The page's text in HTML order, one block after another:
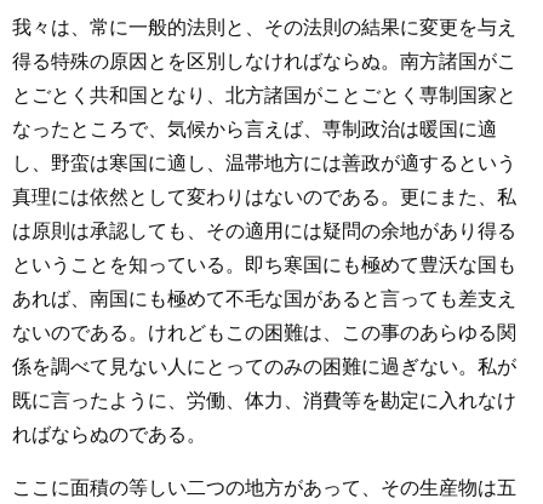
我々は、常に一般的法則と、その法則の結果に変更を与え
得る特殊の原因とを区別しなければならぬ。南方諸国がこ
とごとく共和国となり、北方諸国がことごとく専制国家と
なったところで、気候から言えば、専制政治は暖国に適
し、野蛮は寒国に適し、温帯地方には善政が適するという
真理には依然として変わりはないのである。更にまた、私
は原則は承認しても、その適用には疑問の余地があり得る
ということを知っている。即ち寒国にも極めて豊沃な国も
あれば、南国にも極めて不毛な国があると言っても差支え
ないのである。けれどもこの困難は、この事のあらゆる関
係を調べて見ない人にとってのみの困難に過ぎない。私が
既に言ったように、労働、体力、消費等を勘定に入れなけ
ればならぬのである。
ここに面積の等しい二つの地方があって、その生産物は五